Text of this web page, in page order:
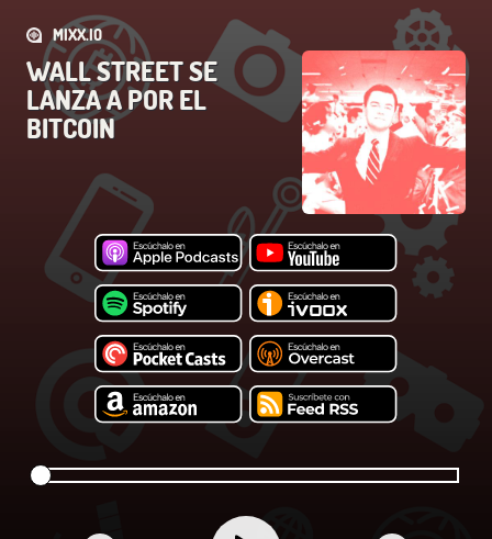
MIXX.IO
WALL STREET SE
LANZA A POR EL
BITCOIN